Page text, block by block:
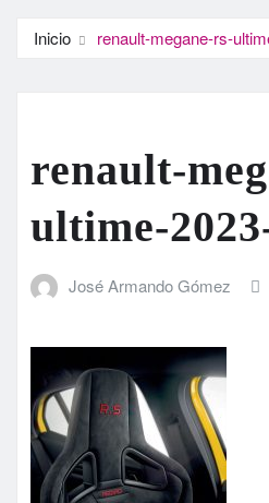
Inicio renault-megane-rs-
renault-
ultime-
José Armando Gómez